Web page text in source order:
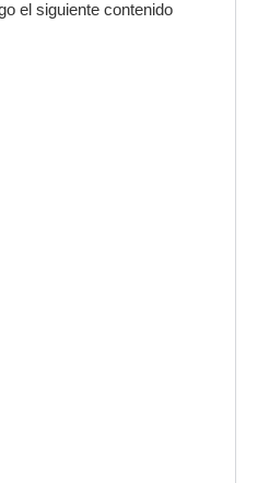
el siguiente contenido